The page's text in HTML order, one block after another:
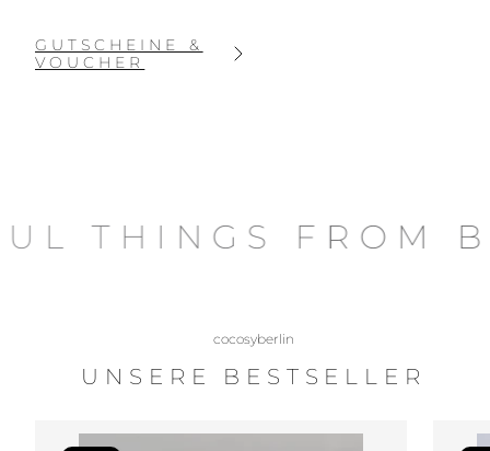
GUTSCHEINE &
VOUCHER
FROM
cocosyberlin
UNSERE BESTSELLER